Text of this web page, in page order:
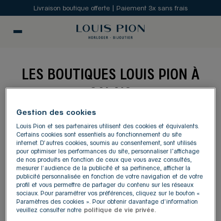
Livraison boutique offerte | Paiement 3x sans frais
LES BOUTIQUES LOUIS PION À
CALAIS
MODIFIER
Liste Carte
1
5.16 km
LOUIS PION COQUELLES
CALAIS
1001, boulevard du Kent
Gestion des cookies
Louis Pion et ses partenaires utilisent des cookies et équivalents.
Certains cookies sont essentiels au fonctionnement du site
internet. D'autres cookies, soumis au consentement, sont utilisés
pour optimiser les performances du site, personnaliser l’affichage
de nos produits en fonction de ceux que vous avez consultés,
mesurer l'audience de la publicité et sa pertinence, afficher la
publicité personnalisée en fonction de votre navigation et de votre
profil et vous permettre de partager du contenu sur les réseaux
sociaux. Pour paramétrer vos préférences, cliquez sur le bouton «
Paramètres des cookies ». Pour obtenir davantage d'information
veuillez consulter notre politique de vie privée.